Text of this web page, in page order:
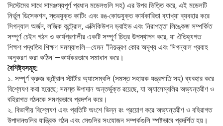
সিস্টেমের সাথে সামঞ্জস্যপূর্ণ প্রধান মডেলগুলি সহ) এর উপর ভিত্তি করে, এই মডেলটি
নির্ভুল ডিসেকশন, স্তরযুক্ত কাটিং এবং রঙ-কোডযুক্ত কার্যকারিতা ব্যাখ্যা ব্যবহার করে
সিগন্যাল অর্জন, লজিক কন্ট্রোল, এক্সিকিউশন ড্রাইভ এবং নিরাপত্তা লিঙ্কেজ সম্পর্কিত
সম্পূর্ণ চেইন গঠন ও কার্যপ্রণালীর একটি সম্পূর্ণ চিত্র উপস্থাপন করে, যা ঐতিহ্যগত
শিক্ষণ পদ্ধতির শিক্ষণ সমস্যাগুলি—যেমন "নিয়ন্ত্রণ কোর অদৃশ্য এবং সিগন্যাল প্রবাহ
অনুকরণ করা কঠিন"—কার্যকরভাবে সমাধান করে।
বৈশিষ্ট্যসমূহ:
১. সম্পূর্ণ ক্রুজ কন্ট্রোল স্টার্টার অ্যাসেম্বলি (সমস্ত সহায়ক যন্ত্রপাতি সহ) ব্যবহার করে
বিশ্লেষণ করা হয়েছে; সমস্ত উপাদান অন্তর্ভুক্ত রয়েছে, যা অ্যাসেম্বলির অভ্যন্তরীণ ও
বহিরাগত গঠনকে সমগ্রভাবে প্রদর্শন করে।
২. বিভাগীয় বিশ্লেষণ এবং প্রতিটি অংশে ভিন্ন রং প্রয়োগ করে অভ্যন্তরীণ ও বহিরাগত
উপাদানগুলির যান্ত্রিক গঠন এবং সেগুলির সংযোজন সম্পর্কগুলি স্পষ্টভাবে প্রদর্শিত হয়।